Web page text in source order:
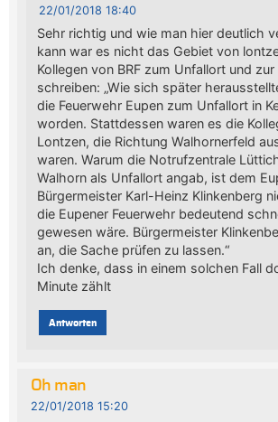
22/01/2018 18:40
Sehr richtig und wie man hier deutlich
kann war es nicht das Gebiet von
Kollegen von BRF zum Unfallort und
schreiben: „Wie sich später
die Feuerwehr Eupen zum Unfallort in
worden. Stattdessen waren es die
Lontzen, die Richtung Walhornerfeld
waren. Warum die Notrufzentrale
Walhorn als Unfallort angab, ist dem
Bürgermeister Karl-Heinz Klinkenberg
die Eupener Feuerwehr bedeutend
gewesen wäre. Bürgermeister
an, die Sache prüfen zu lassen.“
Ich denke, dass in einem solchen Fall
Minute zählt
Antworten
Oh man
22/01/2018 15:20